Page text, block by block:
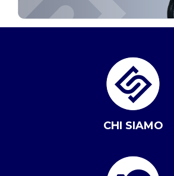
CHI SIAMO